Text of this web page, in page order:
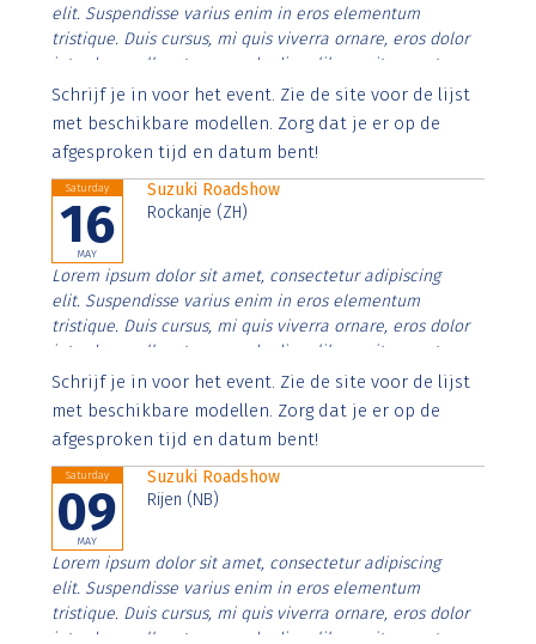
elit. Suspendisse varius enim in eros elementum
tristique. Duis cursus, mi quis viverra ornare, eros dolor
interdum nulla, ut commodo diam libero vitae erat.
Aenean faucibus nibh et justo cursus id rutrum lorem
imperdiet. Nunc ut sem vitae risus tristique posuere.
Schrijf je in voor het event. Zie de site voor de lijst
met beschikbare modellen. Zorg dat je er op de
afgesproken tijd en datum bent!
Saturday
16
MAY
Suzuki Roadshow
Rockanje (ZH)
Lorem ipsum dolor sit amet, consectetur adipiscing
elit. Suspendisse varius enim in eros elementum
tristique. Duis cursus, mi quis viverra ornare, eros dolor
interdum nulla, ut commodo diam libero vitae erat.
Aenean faucibus nibh et justo cursus id rutrum lorem
imperdiet. Nunc ut sem vitae risus tristique posuere.
Schrijf je in voor het event. Zie de site voor de lijst
met beschikbare modellen. Zorg dat je er op de
afgesproken tijd en datum bent!
Saturday
09
MAY
Suzuki Roadshow
Rijen (NB)
Lorem ipsum dolor sit amet, consectetur adipiscing
elit. Suspendisse varius enim in eros elementum
tristique. Duis cursus, mi quis viverra ornare, eros dolor
interdum nulla, ut commodo diam libero vitae erat.